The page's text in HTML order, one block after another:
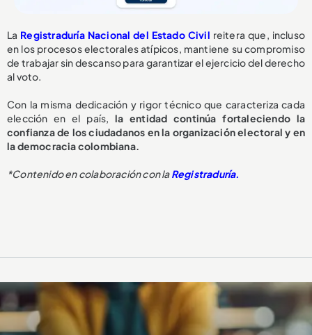
La Registraduría Nacional del Estado Civil reitera que, incluso
en los procesos electorales atípicos, mantiene su compromiso
de trabajar sin descanso para garantizar el ejercicio del derecho
al voto.
Con la misma dedicación y rigor técnico que caracteriza cada
elección en el país, la entidad continúa fortaleciendo la
confianza de los ciudadanos en la organización electoral y en
la democracia colombiana.
*Contenido en colaboración con laRegistraduría.